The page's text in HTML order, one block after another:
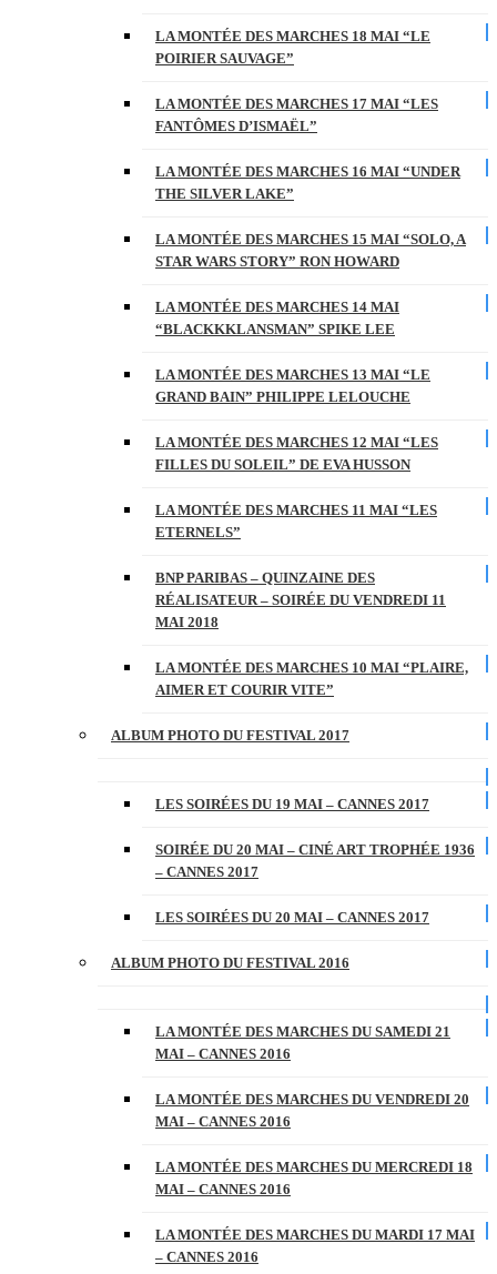
LA MONTÉE DES MARCHES 18 MAI “LE
POIRIER SAUVAGE”
LA MONTÉE DES MARCHES 17 MAI “LES
FANTÔMES D’ISMAËL”
LA MONTÉE DES MARCHES 16 MAI “UNDER
THE SILVER LAKE”
LA MONTÉE DES MARCHES 15 MAI “SOLO, A
STAR WARS STORY” RON HOWARD
LA MONTÉE DES MARCHES 14 MAI
“BLACKKKLANSMAN” SPIKE LEE
LA MONTÉE DES MARCHES 13 MAI “LE
GRAND BAIN” PHILIPPE LELOUCHE
LA MONTÉE DES MARCHES 12 MAI “LES
FILLES DU SOLEIL” DE EVA HUSSON
LA MONTÉE DES MARCHES 11 MAI “LES
ETERNELS”
BNP PARIBAS – QUINZAINE DES
RÉALISATEUR – SOIRÉE DU VENDREDI 11
MAI 2018
LA MONTÉE DES MARCHES 10 MAI “PLAIRE,
AIMER ET COURIR VITE”
ALBUM PHOTO DU FESTIVAL 2017
LES SOIRÉES DU 19 MAI – CANNES 2017
SOIRÉE DU 20 MAI – CINÉ ART TROPHÉE 1936
– CANNES 2017
LES SOIRÉES DU 20 MAI – CANNES 2017
ALBUM PHOTO DU FESTIVAL 2016
LA MONTÉE DES MARCHES DU SAMEDI 21
MAI – CANNES 2016
LA MONTÉE DES MARCHES DU VENDREDI 20
MAI – CANNES 2016
LA MONTÉE DES MARCHES DU MERCREDI 18
MAI – CANNES 2016
LA MONTÉE DES MARCHES DU MARDI 17 MAI
– CANNES 2016